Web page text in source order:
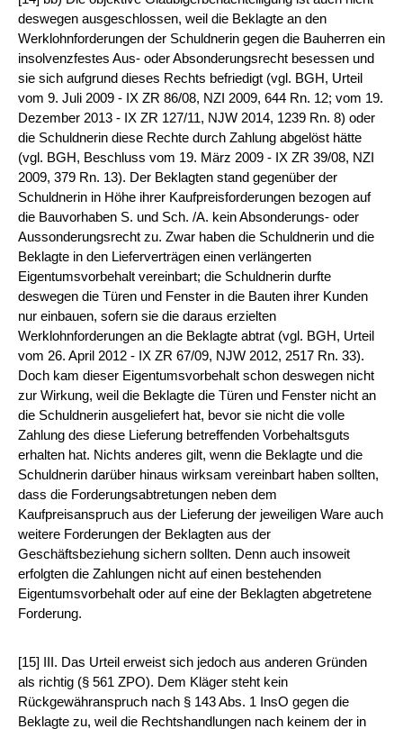
deswegen ausgeschlossen, weil die Beklagte an den
Werklohnforderungen der Schuldnerin gegen die Bauherren ein
insolvenzfestes Aus- oder Absonderungsrecht besessen und
sie sich aufgrund dieses Rechts befriedigt (vgl. BGH, Urteil
vom 9. Juli 2009 - IX ZR 86/08, NZI 2009, 644 Rn. 12; vom 19.
Dezember 2013 - IX ZR 127/11, NJW 2014, 1239 Rn. 8) oder
die Schuldnerin diese Rechte durch Zahlung abgelöst hätte
(vgl. BGH, Beschluss vom 19. März 2009 - IX ZR 39/08, NZI
2009, 379 Rn. 13). Der Beklagten stand gegenüber der
Schuldnerin in Höhe ihrer Kaufpreisforderungen bezogen auf
die Bauvorhaben S. und Sch. /A. kein Absonderungs- oder
Aussonderungsrecht zu. Zwar haben die Schuldnerin und die
Beklagte in den Lieferverträgen einen verlängerten
Eigentumsvorbehalt vereinbart; die Schuldnerin durfte
deswegen die Türen und Fenster in die Bauten ihrer Kunden
nur einbauen, sofern sie die daraus erzielten
Werklohnforderungen an die Beklagte abtrat (vgl. BGH, Urteil
vom 26. April 2012 - IX ZR 67/09, NJW 2012, 2517 Rn. 33).
Doch kam dieser Eigentumsvorbehalt schon deswegen nicht
zur Wirkung, weil die Beklagte die Türen und Fenster nicht an
die Schuldnerin ausgeliefert hat, bevor sie nicht die volle
Zahlung des diese Lieferung betreffenden Vorbehaltsguts
erhalten hat. Nichts anderes gilt, wenn die Beklagte und die
Schuldnerin darüber hinaus wirksam vereinbart haben sollten,
dass die Forderungsabtretungen neben dem
Kaufpreisanspruch aus der Lieferung der jeweiligen Ware auch
weitere Forderungen der Beklagten aus der
Geschäftsbeziehung sichern sollten. Denn auch insoweit
erfolgten die Zahlungen nicht auf einen bestehenden
Eigentumsvorbehalt oder auf eine der Beklagten abgetretene
Forderung.
[15] III. Das Urteil erweist sich jedoch aus anderen Gründen
als richtig (§ 561 ZPO). Dem Kläger steht kein
Rückgewähranspruch nach § 143 Abs. 1 InsO gegen die
Beklagte zu, weil die Rechtshandlungen nach keinem der in